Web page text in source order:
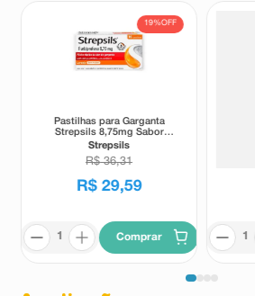
19%OFF
Pastilhas para Garganta
Strepsils 8,75mg Sabor
Laranja Sem Açucar 16
Strepsils
R$ 36,31
R$ 29,59
Comprar